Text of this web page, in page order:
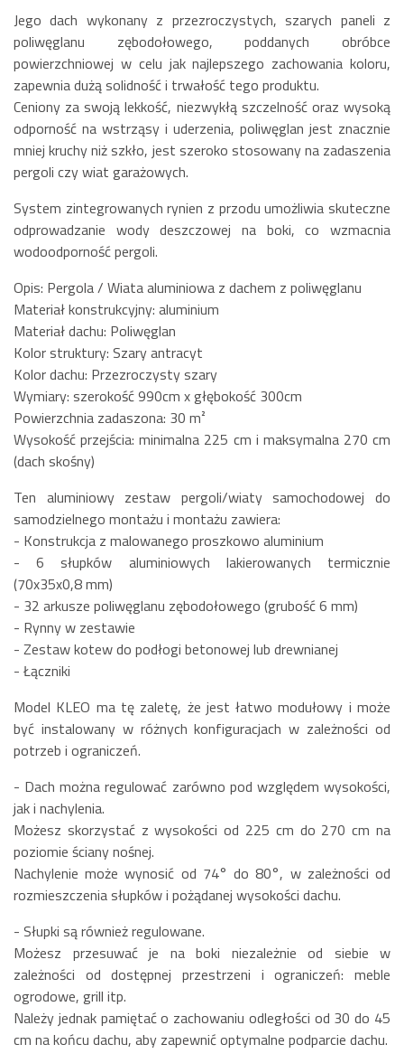
Jego dach wykonany z przezroczystych, szarych paneli z
poliwęglanu zębodołowego, poddanych obróbce
powierzchniowej w celu jak najlepszego zachowania koloru,
zapewnia dużą solidność i trwałość tego produktu.
Ceniony za swoją lekkość, niezwykłą szczelność oraz wysoką
odporność na wstrząsy i uderzenia, poliwęglan jest znacznie
mniej kruchy niż szkło, jest szeroko stosowany na zadaszenia
pergoli czy wiat garażowych.
System zintegrowanych rynien z przodu umożliwia skuteczne
odprowadzanie wody deszczowej na boki, co wzmacnia
wodoodporność pergoli.
Opis: Pergola / Wiata aluminiowa z dachem z poliwęglanu
Materiał konstrukcyjny: aluminium
Materiał dachu: Poliwęglan
Kolor struktury: Szary antracyt
Kolor dachu: Przezroczysty szary
Wymiary: szerokość 990cm x głębokość 300cm
Powierzchnia zadaszona: 30 m²
Wysokość przejścia: minimalna 225 cm i maksymalna 270 cm
(dach skośny)
Ten aluminiowy zestaw pergoli/wiaty samochodowej do
samodzielnego montażu i montażu zawiera:
- Konstrukcja z malowanego proszkowo aluminium
- 6 słupków aluminiowych lakierowanych termicznie
(70x35x0,8 mm)
- 32 arkusze poliwęglanu zębodołowego (grubość 6 mm)
- Rynny w zestawie
- Zestaw kotew do podłogi betonowej lub drewnianej
- Łączniki
Model KLEO ma tę zaletę, że jest łatwo modułowy i może
być instalowany w różnych konfiguracjach w zależności od
potrzeb i ograniczeń.
- Dach można regulować zarówno pod względem wysokości,
jak i nachylenia.
Możesz skorzystać z wysokości od 225 cm do 270 cm na
poziomie ściany nośnej.
Nachylenie może wynosić od 74° do 80°, w zależności od
rozmieszczenia słupków i pożądanej wysokości dachu.
- Słupki są również regulowane.
Możesz przesuwać je na boki niezależnie od siebie w
zależności od dostępnej przestrzeni i ograniczeń: meble
ogrodowe, grill itp.
Należy jednak pamiętać o zachowaniu odległości od 30 do 45
cm na końcu dachu, aby zapewnić optymalne podparcie dachu.